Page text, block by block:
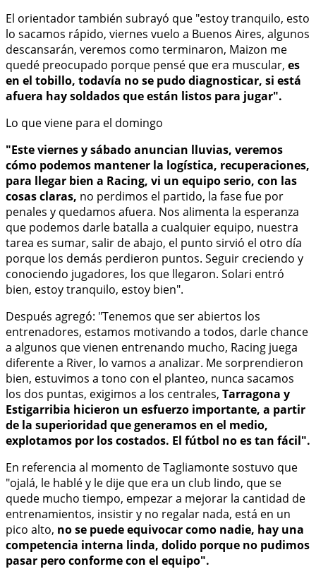
El orientador también subrayó que "estoy tranquilo, esto
lo sacamos rápido, viernes vuelo a Buenos Aires, algunos
descansarán, veremos como terminaron, Maizon me
quedé preocupado porque pensé que era muscular, es
en el tobillo, todavía no se pudo diagnosticar, si está
afuera hay soldados que están listos para jugar".
Lo que viene para el domingo
"Este viernes y sábado anuncian lluvias, veremos
cómo podemos mantener la logística, recuperaciones,
para llegar bien a Racing, vi un equipo serio, con las
cosas claras, no perdimos el partido, la fase fue por
penales y quedamos afuera. Nos alimenta la esperanza
que podemos darle batalla a cualquier equipo, nuestra
tarea es sumar, salir de abajo, el punto sirvió el otro día
porque los demás perdieron puntos. Seguir creciendo y
conociendo jugadores, los que llegaron. Solari entró
bien, estoy tranquilo, estoy bien".
Después agregó: "Tenemos que ser abiertos los
entrenadores, estamos motivando a todos, darle chance
a algunos que vienen entrenando mucho, Racing juega
diferente a River, lo vamos a analizar. Me sorprendieron
bien, estuvimos a tono con el planteo, nunca sacamos
los dos puntas, exigimos a los centrales, Tarragona y
Estigarribia hicieron un esfuerzo importante, a partir
de la superioridad que generamos en el medio,
explotamos por los costados. El fútbol no es tan fácil".
En referencia al momento de Tagliamonte sostuvo que
"ojalá, le hablé y le dije que era un club lindo, que se
quede mucho tiempo, empezar a mejorar la cantidad de
entrenamientos, insistir y no regalar nada, está en un
pico alto, no se puede equivocar como nadie, hay una
competencia interna linda, dolido porque no pudimos
pasar pero conforme con el equipo".